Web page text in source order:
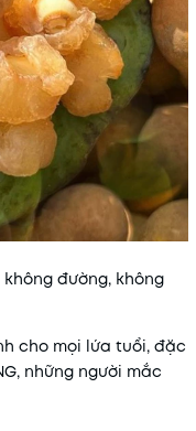
đường, không
cho mọi lứa tuổi, đặc
những người mắc